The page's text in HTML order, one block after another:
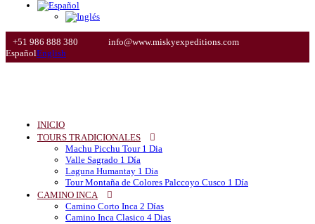
+51 986 888 380
info@www.miskyexpeditions.com
EspañolEnglish
INICIO
TOURS TRADICIONALES
Machu Picchu Tour 1 Dia
Valle Sagrado 1 Día
Laguna Humantay 1 Dia
Tour Montaña de Colores Palccoyo Cusco 1 Día
CAMINO INCA
Camino Corto Inca 2 Días
Camino Inca Clasico 4 Dias